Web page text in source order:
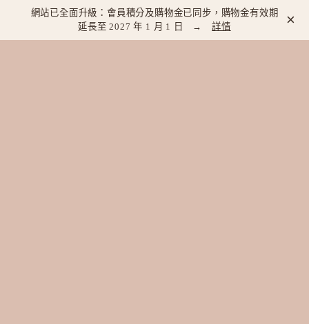
網站已全面升級：會員積分及購物金已同步，購物金有效期
延長至 2027 年 1 月 1 日 →詳情 ×